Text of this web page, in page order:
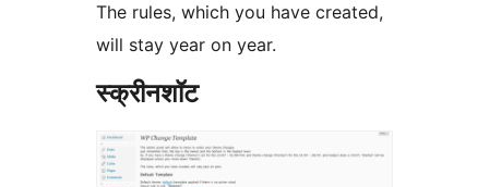
The rules, which you have created,
will stay year on year.
स्क्रीनशॉट